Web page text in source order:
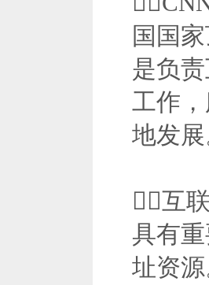
国国
是负
工作
地发
互
具有
址资